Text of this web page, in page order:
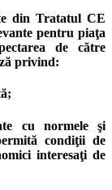
din Tratatul CE
pentru piaţa
de către
privind:
cu normele şi
condiţii de
interesaţi de